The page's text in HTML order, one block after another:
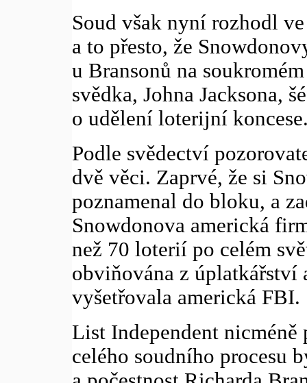
Soud však nyní rozhodl
a to přesto, že
u Bransonů na
svědka, Johna Jacksona,
o udělení loterijní
Podle svědectví
dvě věci. Zaprvé, že si
poznamenal do bloku, a
Snowdonova americká
než 70 loterií po celém
obviňována z
vyšetřovala americká FBI.
List Independent nicméně
celého soudního procesu